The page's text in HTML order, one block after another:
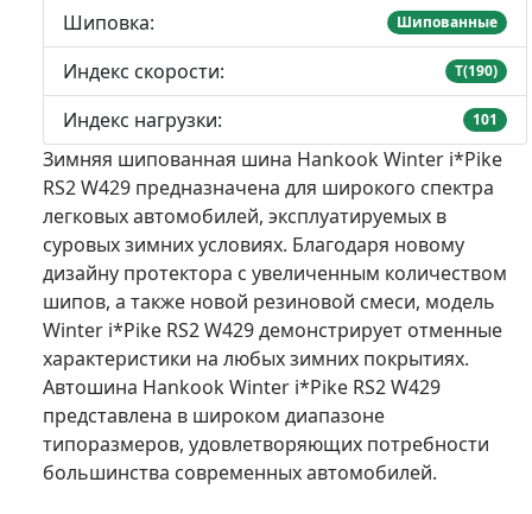
Шиповка: Шипованные
Индекс скорости: T(190)
Индекс нагрузки: 101
Зимняя шипованная шина Hankook Winter i*Pike
RS2 W429 предназначена для широкого спектра
легковых автомобилей, эксплуатируемых в
суровых зимних условиях. Благодаря новому
дизайну протектора с увеличенным количеством
шипов, а также новой резиновой смеси, модель
Winter i*Pike RS2 W429 демонстрирует отменные
характеристики на любых зимних покрытиях.
Автошина Hankook Winter i*Pike RS2 W429
представлена в широком диапазоне
типоразмеров, удовлетворяющих потребности
большинства современных автомобилей.